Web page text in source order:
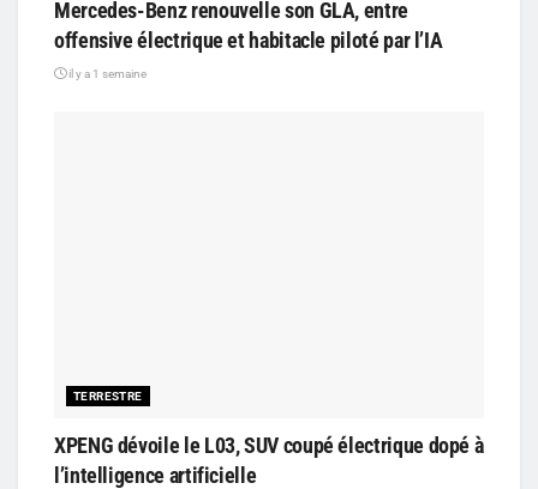
Mercedes-Benz renouvelle son GLA, entre
offensive électrique et habitacle piloté par l’IA
il y a 1 semaine
TERRESTRE
XPENG dévoile le L03, SUV coupé électrique dopé à
l’intelligence artificielle